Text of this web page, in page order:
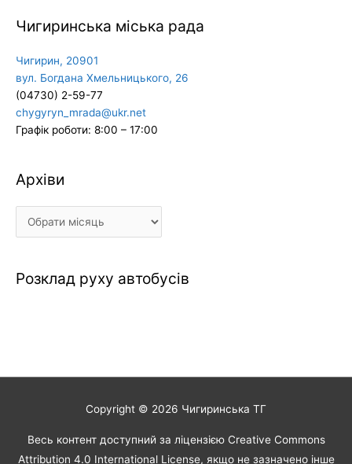
Чигиринська міська рада
Чигирин, 20901
вул. Богдана Хмельницького, 26
(04730) 2-59-77
chygyryn_mrada@ukr.net
Графік роботи: 8:00 – 17:00
Архіви
Архіви
Розклад руху автобусів
Copyright © 2026 Чигиринська ТГ
Весь контент доступний за ліцензією Creative Commons
Attribution 4.0 International License, якщо не зазначено інше